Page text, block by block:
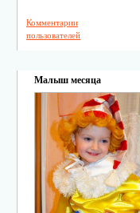
Комментарии
пользователей
Малыш месяца